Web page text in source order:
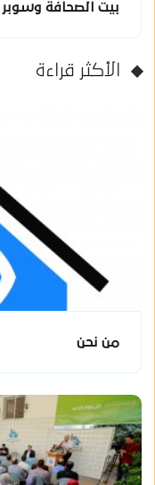
بيت الصحافة وسوبر
الأكثر قراءة
من نحن